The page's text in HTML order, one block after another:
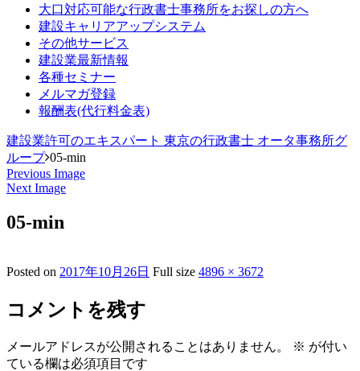
大口対応可能な行政書士事務所をお探しの方へ
建設キャリアアップシステム
その他サービス
建設業最新情報
各種セミナー
メルマガ登録
報酬表(代行料金表)
建設業許可のエキスパート 東京の行政書士 オータ事務所グ
ループ 05-min
Previous Image
Next Image
05-min
Posted on 2017年10月26日 Full size 4896 × 3672
コメントを残す
メールアドレスが公開されることはありません。 ※ が付い
ている欄は必須項目です